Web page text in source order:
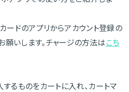
ドのアプリからアカウント登録の
願いします。チャージの方法はこち
るものをカートに入れ、カートマ